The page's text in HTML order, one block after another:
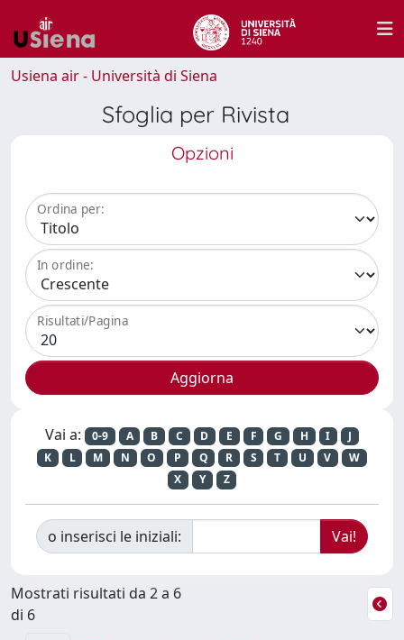
Usiena air - Università di Siena
Sfoglia per Rivista
Opzioni
Ordina per:
In ordine:
Risultati/Pagina
Vai a: 0-9 A B C D E F G H I
J
K
L M N O P Q R S T U V
W
X
Y Z
o inserisci le iniziali:
Mostrati risultati da 2 a 6
di 6